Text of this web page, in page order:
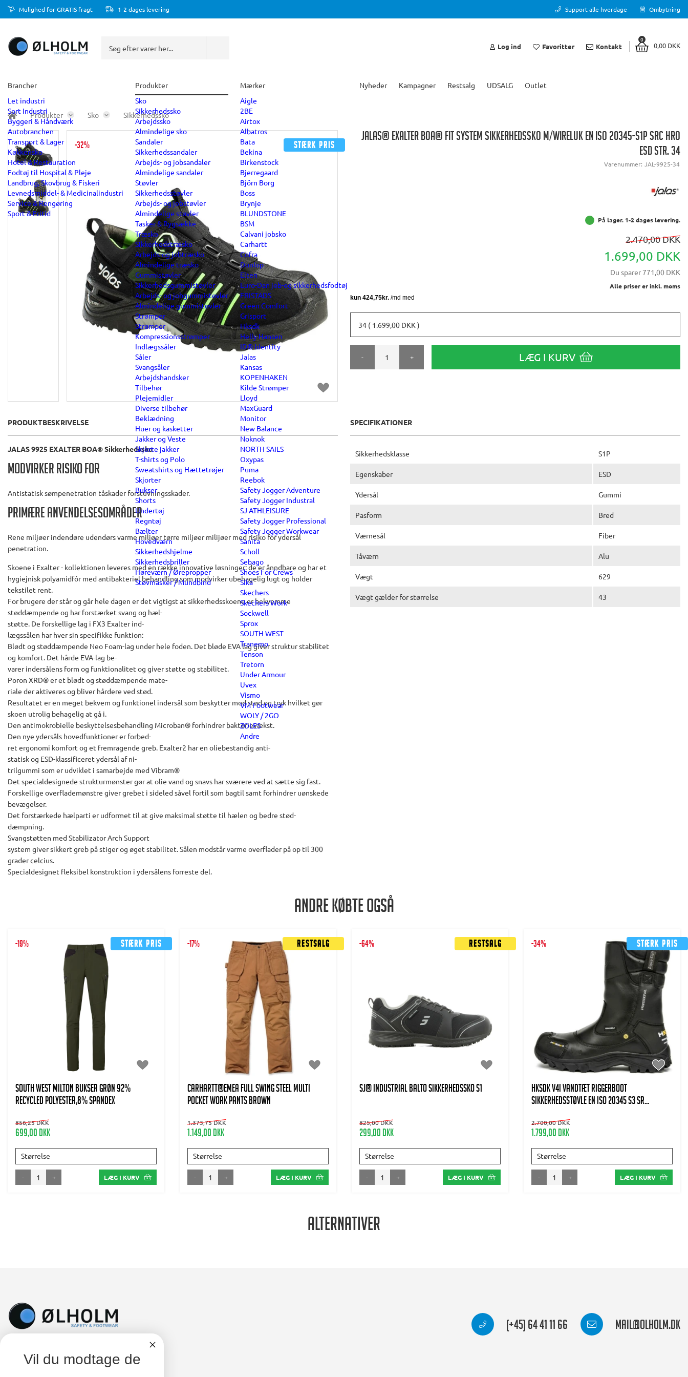
Mulighed for GRATIS fragt 1-2 dages levering Support alle hverdage Ombytning
Log ind Favoritter Kontakt
0
0,00 DKK
Brancher
Let industri
Sort Industri
Byggeri & Håndværk
Autobranchen
Transport & Lager
Køkkensko
Hotel & Restauration
Fodtøj til Hospital & Pleje
Landbrug, Skovbrug & Fiskeri
Levnedsmiddel- & Medicinalindustri
Service & Rengøring
Sport & Fritid
Produkter
Sko
Sikkerhedssko
Arbejdssko
Almindelige sko
Sandaler
Sikkerhedssandaler
Arbejds- og jobsandaler
Almindelige sandaler
Støvler
Sikkerhedsstøvler
Arbejds- og jobstøvler
Almindelige støvler
Tasker & Rygsække
Træsko
Sikkerhedstræsko
Arbejds-og jobtræsko
Almindelige træsko
Gummistøvler
Sikkerhedsgummistøvler
Arbejds- og jobgummistøvler
Almindelige gummistøvler
Strømper
Strømper
Kompressionsstrømper
Indlægssåler
Såler
Svangsåler
Arbejdshandsker
Tilbehør
Plejemidler
Diverse tilbehør
Beklædning
Huer og kasketter
Jakker og Veste
Skjorte jakker
T-shirts og Polo
Sweatshirts og Hættetrøjer
Skjorter
Bukser
Shorts
Undertøj
Regntøj
Bælter
Hovedværn
Sikkerhedshjelme
Sikkerhedsbriller
Høreværn / Ørepropper
Støvmasker / Mundbind
Mærker
Aigle
2BE
Airtox
Albatros
Bata
Bekina
Birkenstock
Bjerregaard
Björn Borg
Boss
Brynje
BLUNDSTONE
BSM
Calvani jobsko
Carhartt
Cofra
Dunlop
Elten
Euro-Dan job-og sikkerhedsfodtøj
FRISTADS
Green Comfort
Grisport
Hksdk
Helly Hansen
ID® Identity
Jalas
Kansas
KOPENHAKEN
Kilde Strømper
Lloyd
MaxGuard
Monitor
New Balance
Noknok
NORTH SAILS
Oxypas
Puma
Reebok
Safety Jogger Adventure
Safety Jogger Industral
SJ ATHLEISURE
Safety Jogger Professional
Safety Jogger Workwear
Sanita
Scholl
Sebago
Shoes For Crews
Sika
Skechers
Skechers Work
Sockwell
Sprox
SOUTH WEST
Tranemo
Tenson
Tretorn
Under Armour
Uvex
Vismo
VM Footwear
WOLY / 2GO
ZOLES
Andre
Nyheder Kampagner Restsalg UDSALG Outlet
Produkter Sko Sikkerhedssko
-32% Stærk pris
JALAS® EXALTER BOA® FIT SYSTEM SIKKERHEDSSKO M/WIRELUK EN ISO 20345-S1P SRC HRO
ESD STR. 34
Varenummer: JAL-9925-34
På lager. 1-2 dages levering.
2.470,00 DKK
1.699,00 DKK
Du sparer 771,00 DKK
Alle priser er inkl. moms
34 ( 1.699,00 DKK )
- + LÆG I KURV
PRODUKTBESKRIVELSE
JALAS 9925 EXALTER BOA® Sikkerhedssko
MODVIRKER RISIKO FOR
Antistatisk sømpenetration tåskader forstuvningsskader.
PRIMÆRE ANVENDELSESOMRÅDER
Rene miljøer indendøre udendørs varme miljøer tørre miljøer milijøer med risiko for ydersål
penetration.
Skoene i Exalter - kollektionen leveres med en række innovative løsninger: de er ånndbare og har et
hygiejnisk polyamidfór med antibakteriel behandling som modvirker ubehagelig lugt og holder
tekstilet rent.
For brugere der står og går hele dagen er det vigtigst at sikkerhedsskoene er bekvemme
støddæmpende og har forstærket svang og hæl-
støtte. De forskellige lag i FX3 Exalter ind-
lægssålen har hver sin specifikke funktion:
Blødt og støddæmpende Neo Foam-lag under hele foden. Det bløde EVA lag giver struktur stabilitet
og komfort. Det hårde EVA-lag be-
varer indersålens form og funktionalitet og giver støtte og stabilitet.
Poron XRD® er et blødt og støddæmpende mate-
riale der aktiveres og bliver hårdere ved stød.
Resultatet er en meget bekvem og funktionel indersål som beskytter mod stød og tryk hvilket gør
skoen utrolig behagelig at gå i.
Den antimokrobielle beskyttelsesbehandling Microban® forhindrer bakterievækst.
Den nye ydersåls hovedfunktioner er forbed-
ret ergonomi komfort og et fremragende greb. Exalter2 har en oliebestandig anti-
statisk og ESD-klassificeret ydersål af ni-
trilgummi som er udviklet i samarbejde med Vibram®
Det specialdesignede strukturmønster gør at olie vand og snavs har sværere ved at sætte sig fast.
Forskellige overflademønstre giver grebet i sideled såvel fortil som bagtil samt forhindrer uønskede
bevægelser.
Det forstærkede hælparti er udformet til at give maksimal støtte til hælen og bedre stød-
dæmpning.
Svangstøtten med Stabilizator Arch Support
system giver sikkert greb på stiger og øget stabilitet. Sålen modstår varme overflader på op til 300
grader celcius.
Specialdesignet fleksibel konstruktion i ydersålens forreste del.
SPECIFIKATIONER
Sikkerhedsklasse S1P
Egenskaber ESD
Ydersål Gummi
Pasform Bred
Værnesål Fiber
Tåværn Alu
Vægt 629
Vægt gælder for størrelse 43
Andre købte også
Stærk pris
-19%
SOUTH WEST Milton Bukser Grøn 92%
Recycled polyester,8% Spandex
856,25 DKK
699,00 DKK
Størrelse
- + LÆG I KURV
Restsalg
-17%
CARHARTT®EMEA FULL SWING STEEL MULTI
POCKET WORK PANTS BROWN
1.373,75 DKK
1.149,00 DKK
Størrelse
- + LÆG I KURV
Restsalg
-64%
SJ® INDUSTRIAL BALTO Sikkerhedssko S1
825,00 DKK
299,00 DKK
Størrelse
- + LÆG I KURV
Stærk pris
-34%
HKSDK V4i Vandtæt Riggerboot
Sikkerhedsstøvle EN ISO 20345 S3 SR...
2.700,00 DKK
1.799,00 DKK
Størrelse
- + LÆG I KURV
Alternativer
(+45) 64 41 11 66 mail@olholm.dk
Vil du modtage de